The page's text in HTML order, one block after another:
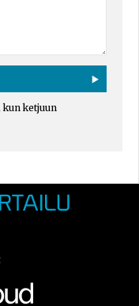
ketjuun